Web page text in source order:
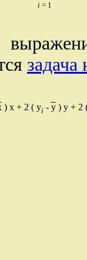
i= 1
) x + 2 ( yi- y) y + 2